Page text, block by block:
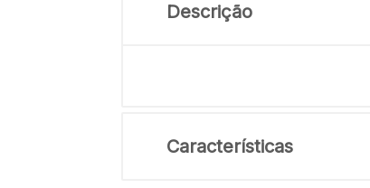
Descrição
Características